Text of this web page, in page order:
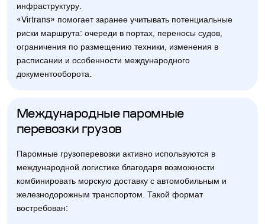
инфраструктуру.
«Virtrans» помогает заранее учитывать потенциальные
риски маршрута: очереди в портах, переносы судов,
ограничения по размещению техники, изменения в
расписании и особенности международного
документооборота.
Международные паромные
перевозки грузов
Паромные грузоперевозки активно используются в
международной логистике благодаря возможности
комбинировать морскую доставку с автомобильным и
железнодорожным транспортом. Такой формат
востребован: